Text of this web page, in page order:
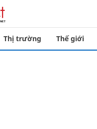
Thị trường Thế giới